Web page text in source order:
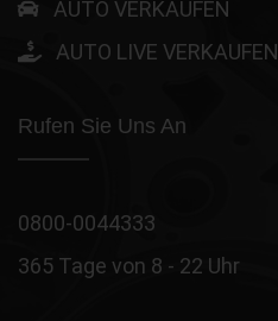
AUTO VERKAUFEN
AUTO LIVE VERKAUFEN
Rufen Sie Uns An
0800-0044333
365 Tage von 8 - 22 Uhr